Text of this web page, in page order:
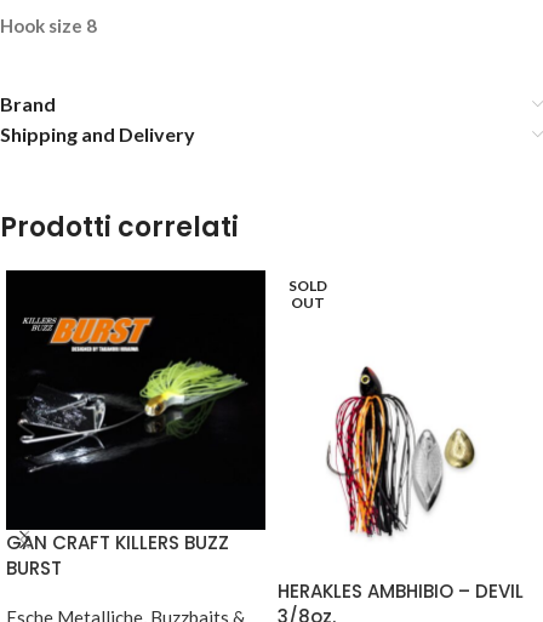
HERAKLES METAL FIRE 28 – #DT233
CARRELLO
3 disponibili
Hook size 8
Brand
Shipping and Delivery
Prodotti correlati
GAN CRAFT KILLERS BUZZ
BURST
Esche Metalliche, Buzzbaits &
SOLD
OUT
HERAKLES AMBHIBIO – DEVIL
3/8oz.